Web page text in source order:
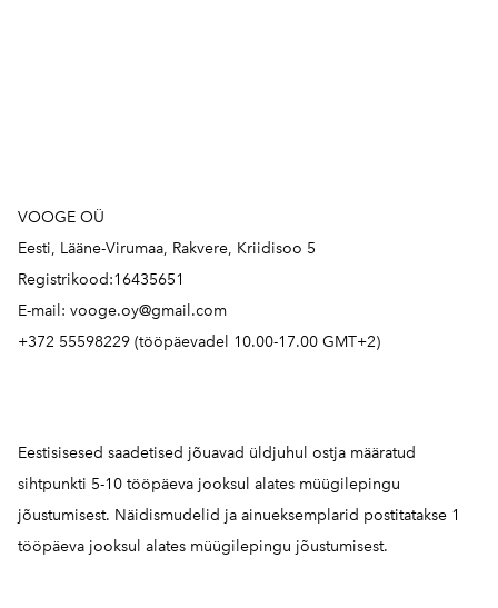
VOOGE OÜ
Eesti, Lääne-Virumaa, Rakvere, Kriidisoo 5
Registrikood:16435651
E-mail: vooge.oy@gmail.com
+372 55598229 (tööpäevadel 10.00-17.00 GMT+2)
Eestisisesed saadetised jõuavad üldjuhul ostja määratud
sihtpunkti 5-10 tööpäeva jooksul alates müügilepingu
jõustumisest. Näidismudelid ja ainueksemplarid postitatakse 1
tööpäeva jooksul alates müügilepingu jõustumisest.